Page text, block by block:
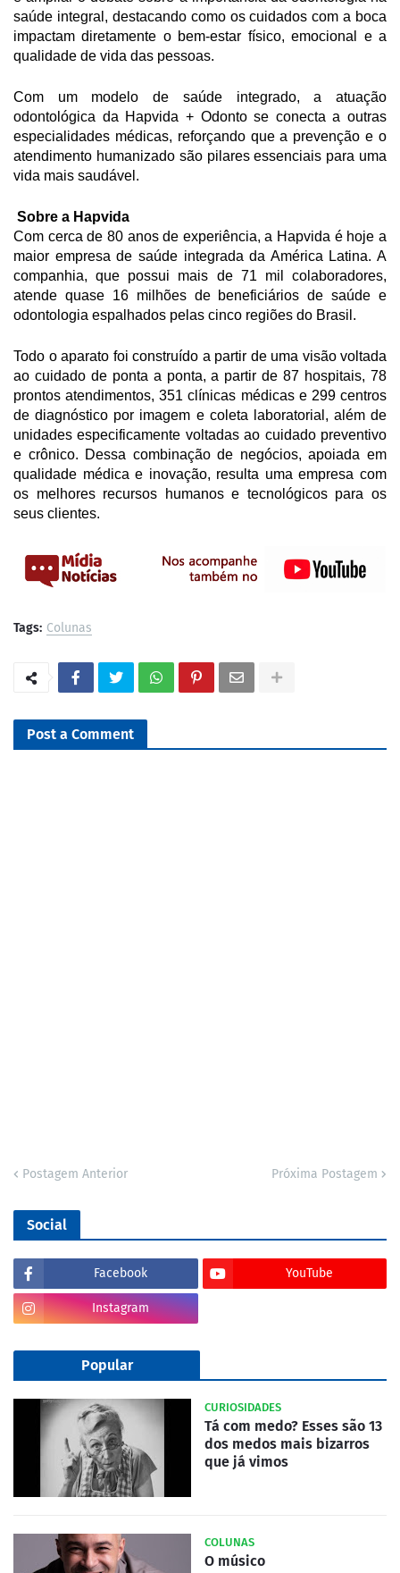
saúde integral, destacando como os cuidados com a boca
impactam diretamente o bem-estar físico, emocional e a
qualidade de vida das pessoas.
Com um modelo de saúde integrado, a atuação
odontológica da Hapvida + Odonto se conecta a outras
especialidades médicas, reforçando que a prevenção e o
atendimento humanizado são pilares essenciais para uma
vida mais saudável.
Sobre a Hapvida
Com cerca de 80 anos de experiência, a Hapvida é hoje a
maior empresa de saúde integrada da América Latina. A
companhia, que possui mais de 71 mil colaboradores,
atende quase 16 milhões de beneficiários de saúde e
odontologia espalhados pelas cinco regiões do Brasil.
Todo o aparato foi construído a partir de uma visão voltada
ao cuidado de ponta a ponta, a partir de 87 hospitais, 78
prontos atendimentos, 351 clínicas médicas e 299 centros
de diagnóstico por imagem e coleta laboratorial, além de
unidades especificamente voltadas ao cuidado preventivo
e crônico. Dessa combinação de negócios, apoiada em
qualidade médica e inovação, resulta uma empresa com
os melhores recursos humanos e tecnológicos para os
seus clientes.
Tags: Colunas
Post a Comment
Postagem Anterior Próxima Postagem
Social
Facebook YouTube
Instagram
Popular
CURIOSIDADES
Tá com medo? Esses são 13
dos medos mais bizarros
que já vimos
COLUNAS
O músico